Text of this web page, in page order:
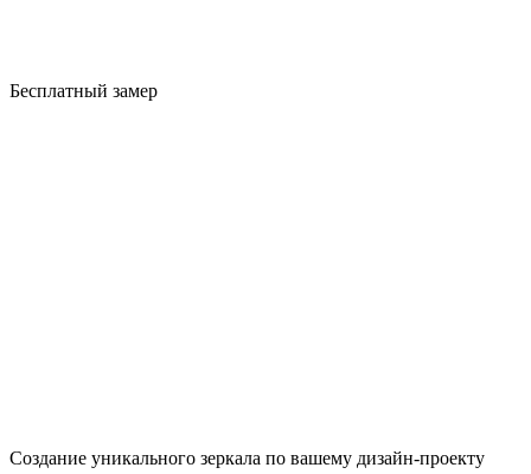
Бесплатный замер
Создание уникального зеркала по вашему дизайн-проекту